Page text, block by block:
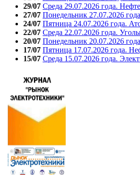
29/07 Среда 29.07.2026 года.
27/07 Понедельник 27.07.2026
24/07 Пятница 24.07.2026 года.
22/07 Среда 22.07.2026 года.
20/07 Понедельник 20.07.2026
17/07 Пятница 17.07.2026 года.
15/07 Среда 15.07.2026 года.